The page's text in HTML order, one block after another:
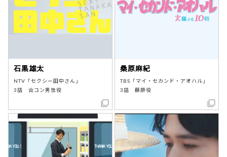
石黒雄太
NTV「セクシー田中さん」
3話 合コン男性役
桑原麻紀
TBS「マイ・セカンド・アオハル」
3話 藤原役